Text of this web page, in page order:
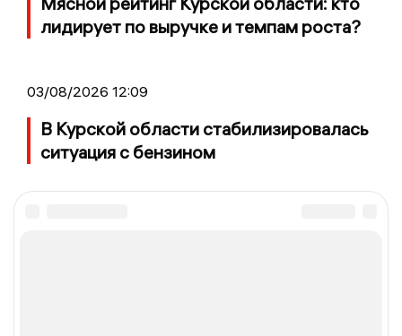
лидирует по выручке и темпам роста?
03/08/2026 12:09
В Курской области стабилизировалась
ситуация с бензином